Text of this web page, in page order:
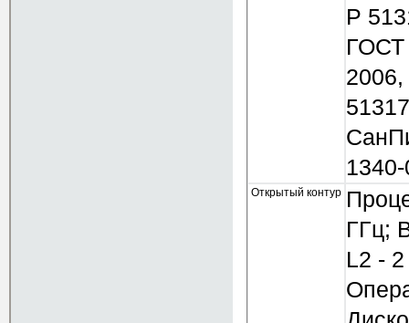
Р
ГОСТ
Открытый контур
ГГц;
L2 -